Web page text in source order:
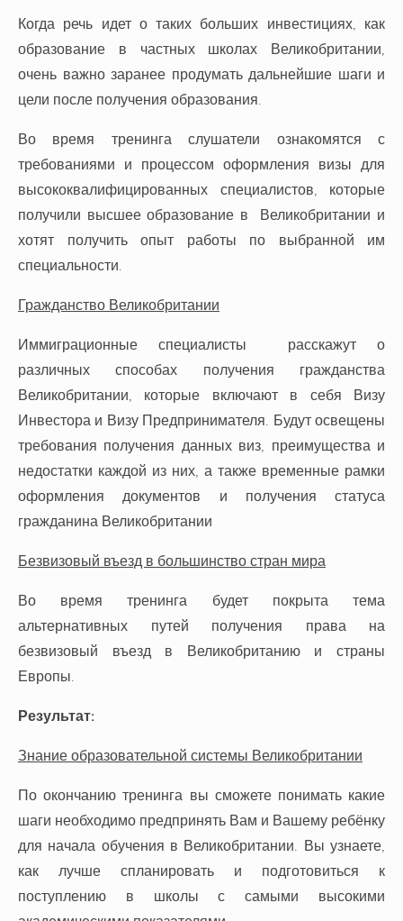
Когда речь идет о таких больших инвестициях, как
образование в частных школах Великобритании,
очень важно заранее продумать дальнейшие шаги и
цели после получения образования.
Во время тренинга слушатели ознакомятся с
требованиями и процессом оформления визы для
высококвалифицированных специалистов, которые
получили высшее образование в Великобритании и
хотят получить опыт работы по выбранной им
специальности.
Гражданство Великобритании
Иммиграционные специалисты расскажут о
различных способах получения гражданства
Великобритании, которые включают в себя Визу
Инвестора и Визу Предпринимателя. Будут освещены
требования получения данных виз, преимущества и
недостатки каждой из них, а также временные рамки
оформления документов и получения статуса
гражданина Великобритании
Безвизовый въезд в большинство стран мира
Во время тренинга будет покрыта тема
альтернативных путей получения права на
безвизовый въезд в Великобританию и страны
Европы.
Результат:
Знание образовательной системы Великобритании
По окончанию тренинга вы сможете понимать какие
шаги необходимо предпринять Вам и Вашему ребёнку
для начала обучения в Великобритании. Вы узнаете,
как лучше спланировать и подготовиться к
поступлению в школы с самыми высокими